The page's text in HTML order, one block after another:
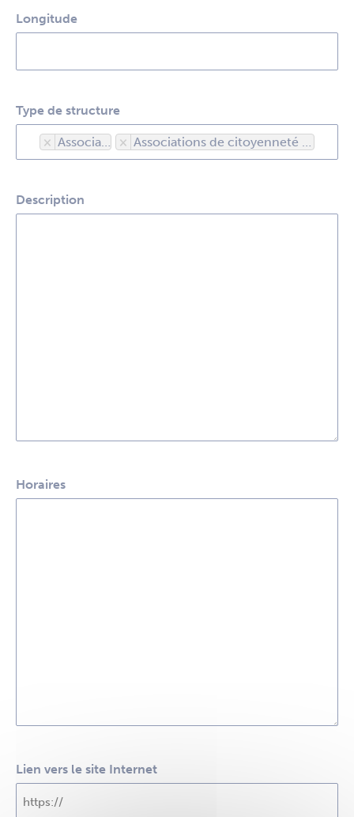
Longitude
Type de structure
× Associations × Associations de citoyenneté et cadre de vie
Description
Horaires
Lien vers le site Internet